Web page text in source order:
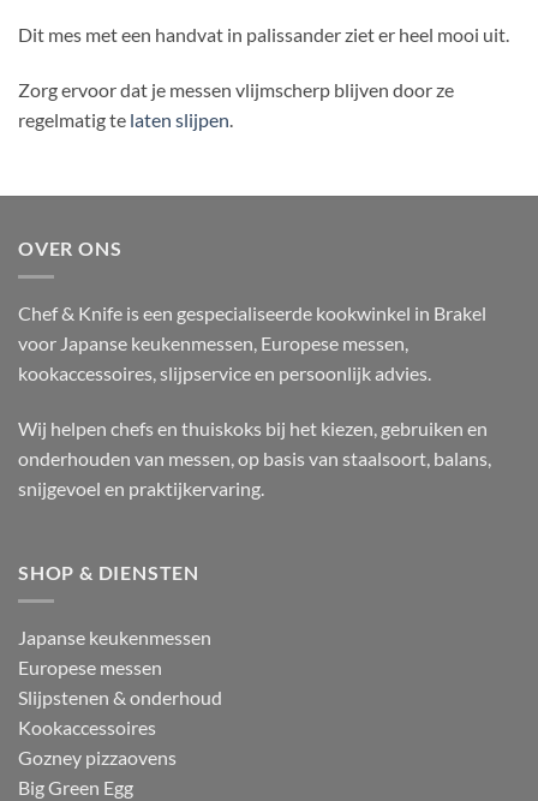
Dit mes met een handvat in palissander ziet er heel mooi uit.
Zorg ervoor dat je messen vlijmscherp blijven door ze
regelmatig te laten slijpen.
OVER ONS
Chef & Knife is een gespecialiseerde kookwinkel in Brakel
voor Japanse keukenmessen, Europese messen,
kookaccessoires, slijpservice en persoonlijk advies.
Wij helpen chefs en thuiskoks bij het kiezen, gebruiken en
onderhouden van messen, op basis van staalsoort, balans,
snijgevoel en praktijkervaring.
SHOP & DIENSTEN
Japanse keukenmessen
Europese messen
Slijpstenen & onderhoud
Kookaccessoires
Gozney pizzaovens
Big Green Egg